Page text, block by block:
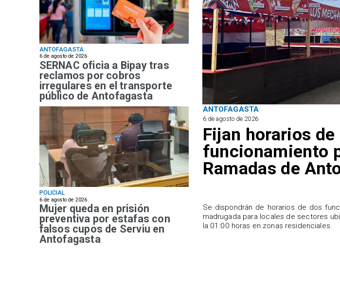
ANTOFAGASTA
6 de agosto de 2026
SERNAC oficia a Bipay tras
reclamos por cobros
irregulares en el transporte
público de Antofagasta
ANTOFAGASTA
6 de agosto de 2026
Fijan horarios de
funcionamiento
Ramadas de
Se dispondrán de horarios de dos
madrugada para locales de sectores
la 01:00 horas en zonas residenciales.
POLICIAL
6 de agosto de 2026
Mujer queda en prisión
preventiva por estafas con
falsos cupos de Serviu en
Antofagasta